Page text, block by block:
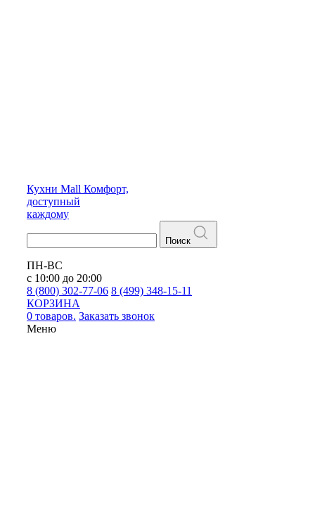
Кухни Mall Комфорт,
доступный
каждому
Поиск
ПН-ВС
с 10:00 до 20:00
8 (800) 302-77-06 8 (499) 348-15-11
КОРЗИНА
0 товаров. Заказать звонок
Меню